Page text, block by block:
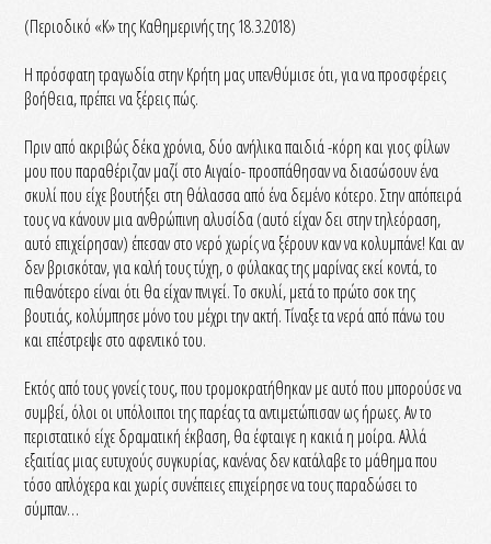
(Περιοδικό «Κ» της Καθημερινής της 18.3.2018)
Η πρόσφατη τραγωδία στην Κρήτη μας υπενθύμισε ότι, για να προσφέρεις
βοήθεια, πρέπει να ξέρεις πώς.
Πριν από ακριβώς δέκα χρόνια, δύο ανήλικα παιδιά -κόρη και γιος φίλων
μου που παραθέριζαν μαζί στο Αιγαίο- προσπάθησαν να διασώσουν ένα
σκυλί που είχε βουτήξει στη θάλασσα από ένα δεμένο κότερο. Στην απόπειρά
τους να κάνουν μια ανθρώπινη αλυσίδα (αυτό είχαν δει στην τηλεόραση,
αυτό επιχείρησαν) έπεσαν στο νερό χωρίς να ξέρουν καν να κολυμπάνε! Και αν
δεν βρισκόταν, για καλή τους τύχη, ο φύλακας της μαρίνας εκεί κοντά, το
πιθανότερο είναι ότι θα είχαν πνιγεί. Το σκυλί, μετά το πρώτο σοκ της
βουτιάς, κολύμπησε μόνο του μέχρι την ακτή. Τίναξε τα νερά από πάνω του
και επέστρεψε στο αφεντικό του.
Εκτός από τους γονείς τους, που τρομοκρατήθηκαν με αυτό που μπορούσε να
συμβεί, όλοι οι υπόλοιποι της παρέας τα αντιμετώπισαν ως ήρωες. Αν το
περιστατικό είχε δραματική έκβαση, θα έφταιγε η κακιά η μοίρα. Αλλά
εξαιτίας μιας ευτυχούς συγκυρίας, κανένας δεν κατάλαβε το μάθημα που
τόσο απλόχερα και χωρίς συνέπειες επιχείρησε να τους παραδώσει το
σύμπαν…